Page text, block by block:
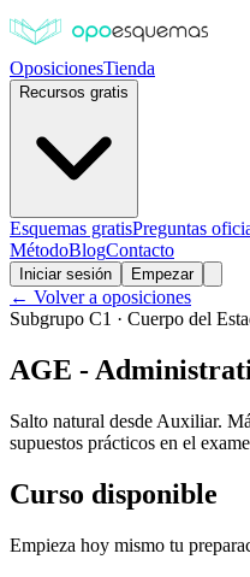
OposicionesTienda
Recursos gratis
Esquemas gratisPreguntas
MétodoBlogContacto
Iniciar sesión Empezar
← Volver a oposiciones
Subgrupo C1 · Cuerpo del
AGE -
Salto natural desde Auxiliar.
supuestos prácticos en el
Curso disponible
Empieza hoy mismo tu